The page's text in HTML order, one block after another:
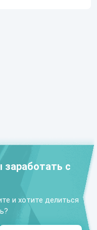
с
и хотите делиться